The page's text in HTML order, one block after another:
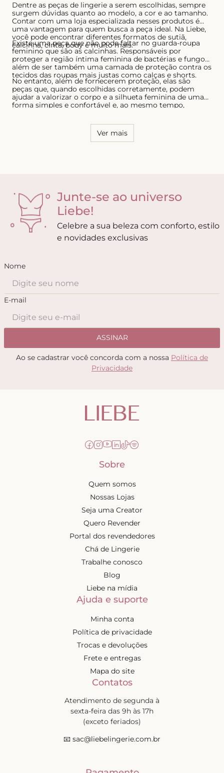
Dentre as peças de lingerie a serem escolhidas, sempre
surgem dúvidas quanto ao modelo, a cor e ao tamanho.
Contar com uma loja especializada nesses produtos é
uma vantagem para quem busca a peça ideal. Na Liebe,
você pode encontrar diferentes formatos de sutiã,
calcinha, cinta, body e muito mais.
Existe uma peça que não pode faltar no guarda-roupa
feminino que são as calcinhas. Responsáveis por
proteger a região íntima feminina de bactérias e fungos,
além de ser também uma camada de proteção contra os
tecidos das roupas mais justas como calças e shorts.
No entanto, além de fornecerem proteção, elas são
peças que, quando escolhidas corretamente, podem
ajudar a valorizar o corpo e a silhueta feminina de uma
forma simples e confortável e, ao mesmo tempo,
caimento, tanto para as calcinhas quanto para os sutiãs.
Ver mais
Junte-se ao universo
Liebe!
Celebre a sua beleza com conforto, estilo
e novidades exclusivas
Nome
E-mail
ASSINAR
Ao se cadastrar você concorda com a nossa Política de
Privacidade
Sobre
Quem somos
Nossas Lojas
Seja uma Creator
Quero Revender
Portal dos revendedores
Chá de Lingerie
Trabalhe conosco
Blog
Liebe na mídia
Ajuda e suporte
Minha conta
Política de privacidade
Trocas e devoluções
Frete e entregas
Mapa do site
Contatos
Atendimento de segunda à
sexta-feira das 9h às 17h
(exceto feriados)
📧 sac@liebelingerie.com.br